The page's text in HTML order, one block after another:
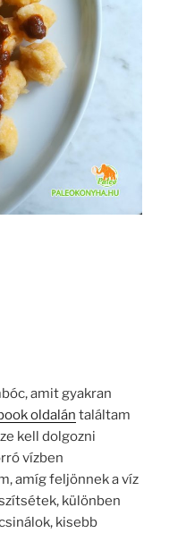
amit gyakran
oldalán találtam
kell dolgozni
vízben
amíg feljönnek a víz
különben
kisebb